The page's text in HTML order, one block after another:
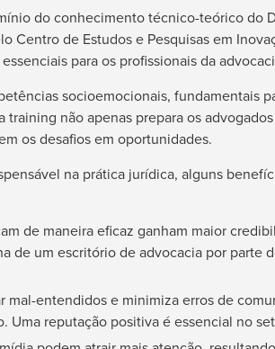
do conhecimento técnico-teórico do
de Estudos e Pesquisas em
para os profissionais da
socioemocionais, fundamentais
não apenas prepara os
os desafios em oportunidades.
na prática jurídica, alguns
de maneira eficaz ganham maior
de um escritório de advocacia por parte
mal-entendidos e minimiza erros de
Uma reputação positiva é essencial no